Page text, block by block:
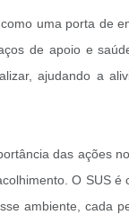
uma porta de
de apoio e
ajudando a
das ações
O SUS é
ambiente, cada